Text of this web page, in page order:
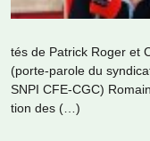
tés de Patrick Roger et
(porte-parole du
SNPI CFE-CGC)
tion des (…)